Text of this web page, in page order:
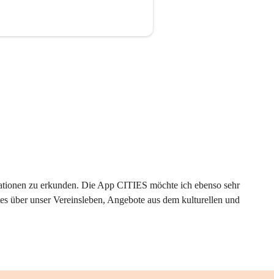
zu erkunden. Die App CITIES möchte ich ebenso sehr
über unser Vereinsleben, Angebote aus dem kulturellen und